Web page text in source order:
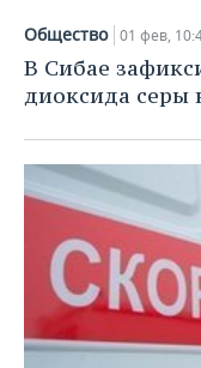
Общество 01 фев,
В Сибае
диоксида серы